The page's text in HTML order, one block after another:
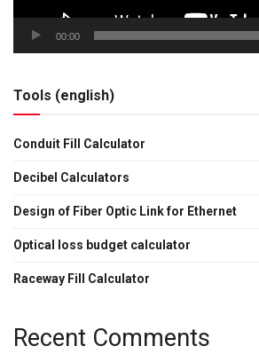
00:00
Tools (english)
Conduit Fill Calculator
Decibel Calculators
Design of Fiber Optic Link for Ethernet
Optical loss budget calculator
Raceway Fill Calculator
Recent Comments